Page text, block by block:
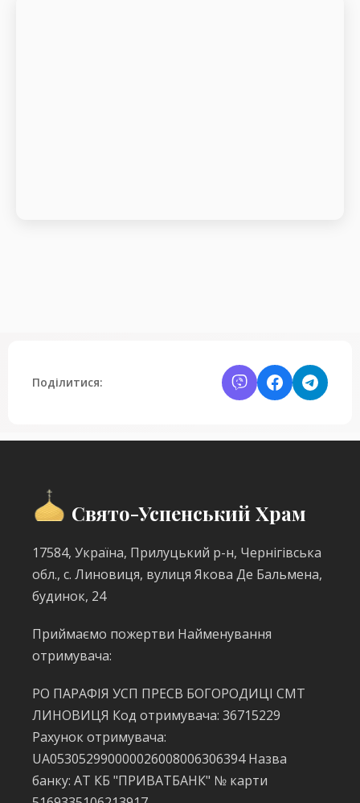
Поділитися:
Свято-Успенський Храм
17584, Україна, Прилуцький р-н, Чернігівська
обл., с. Линовиця, вулиця Якова Де Бальмена,
будинок, 24
Приймаємо пожертви Найменування
отримувача:
РО ПАРАФІЯ УСП ПРЕСВ БОГОРОДИЦІ СМТ
ЛИНОВИЦЯ Код отримувача: 36715229
Рахунок отримувача:
UA053052990000026008006306394 Назва
банку: АТ КБ "ПРИВАТБАНК" № карти